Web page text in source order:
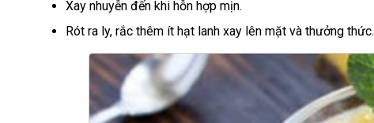
Xay nhuyễn đến khi hỗn hợp mịn.
Rót ra ly, rắc thêm ít hạt lanh xay lên mặt và thưởng thức.